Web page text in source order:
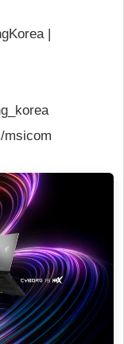
|
msicom